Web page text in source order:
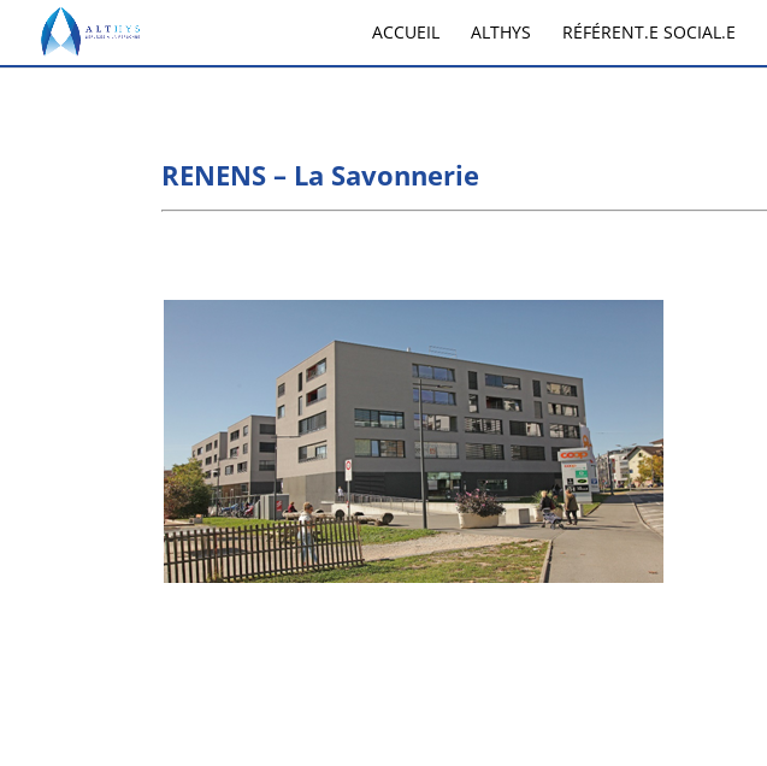
ACCUEIL ALTHYS RÉFÉRENT.E SOCIAL.E
RENENS – La Savonnerie